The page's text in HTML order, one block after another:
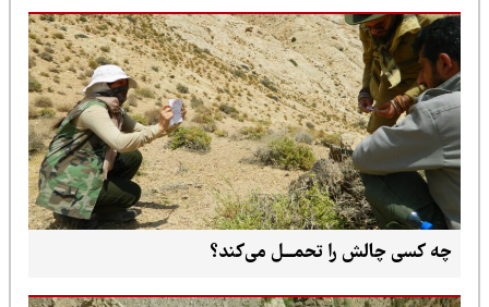
چه کسی چالش را تحمـــل می‌کند؟